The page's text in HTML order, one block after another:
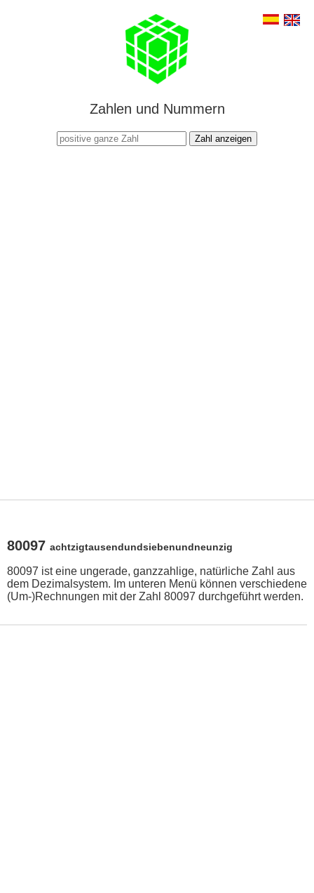
Zahlen und Nummern
Zahl anzeigen
80097 achtzigtausendundsiebenundneunzig
80097 ist eine ungerade, ganzzahlige, natürliche Zahl aus
dem Dezimalsystem. Im unteren Menü können verschiedene
(Um-)Rechnungen mit der Zahl 80097 durchgeführt werden.